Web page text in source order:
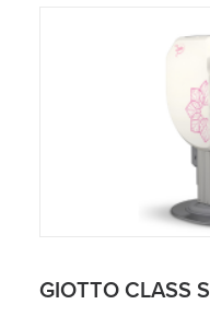
GIOTTO CLASS S